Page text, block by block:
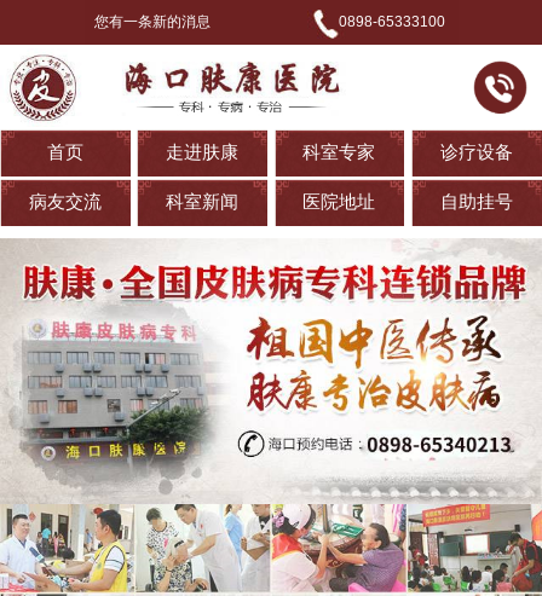
您有一条新的消息 0898-65333100
首页 走进肤康 科室专家 诊疗设备
病友交流 科室新闻 医院地址 自助挂号